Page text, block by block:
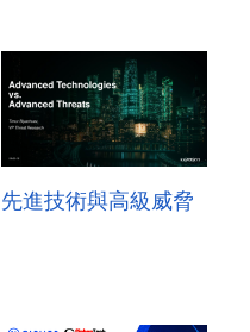
先進技術與高級威脅